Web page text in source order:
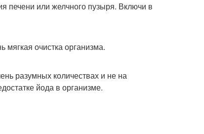
печени или желчного пузыря. Включи в
очистка организма.
разумных количествах и не на
йода в организме.